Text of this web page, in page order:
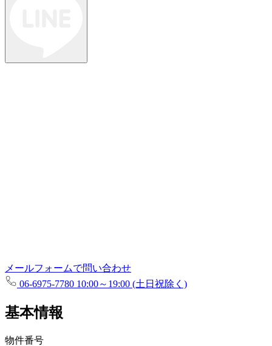
メールフォームで問い合わせ
06-6975-7780 10:00～19:00 (土日祝除く)
基本情報
物件番号